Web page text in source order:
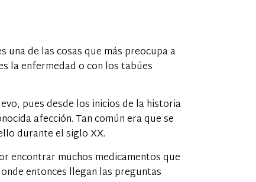
de las cosas que más preocupa a
la enfermedad o con los tabúes
pues desde los inicios de la historia
afección. Tan común era que se
durante el siglo XX.
encontrar muchos medicamentos que
entonces llegan las preguntas